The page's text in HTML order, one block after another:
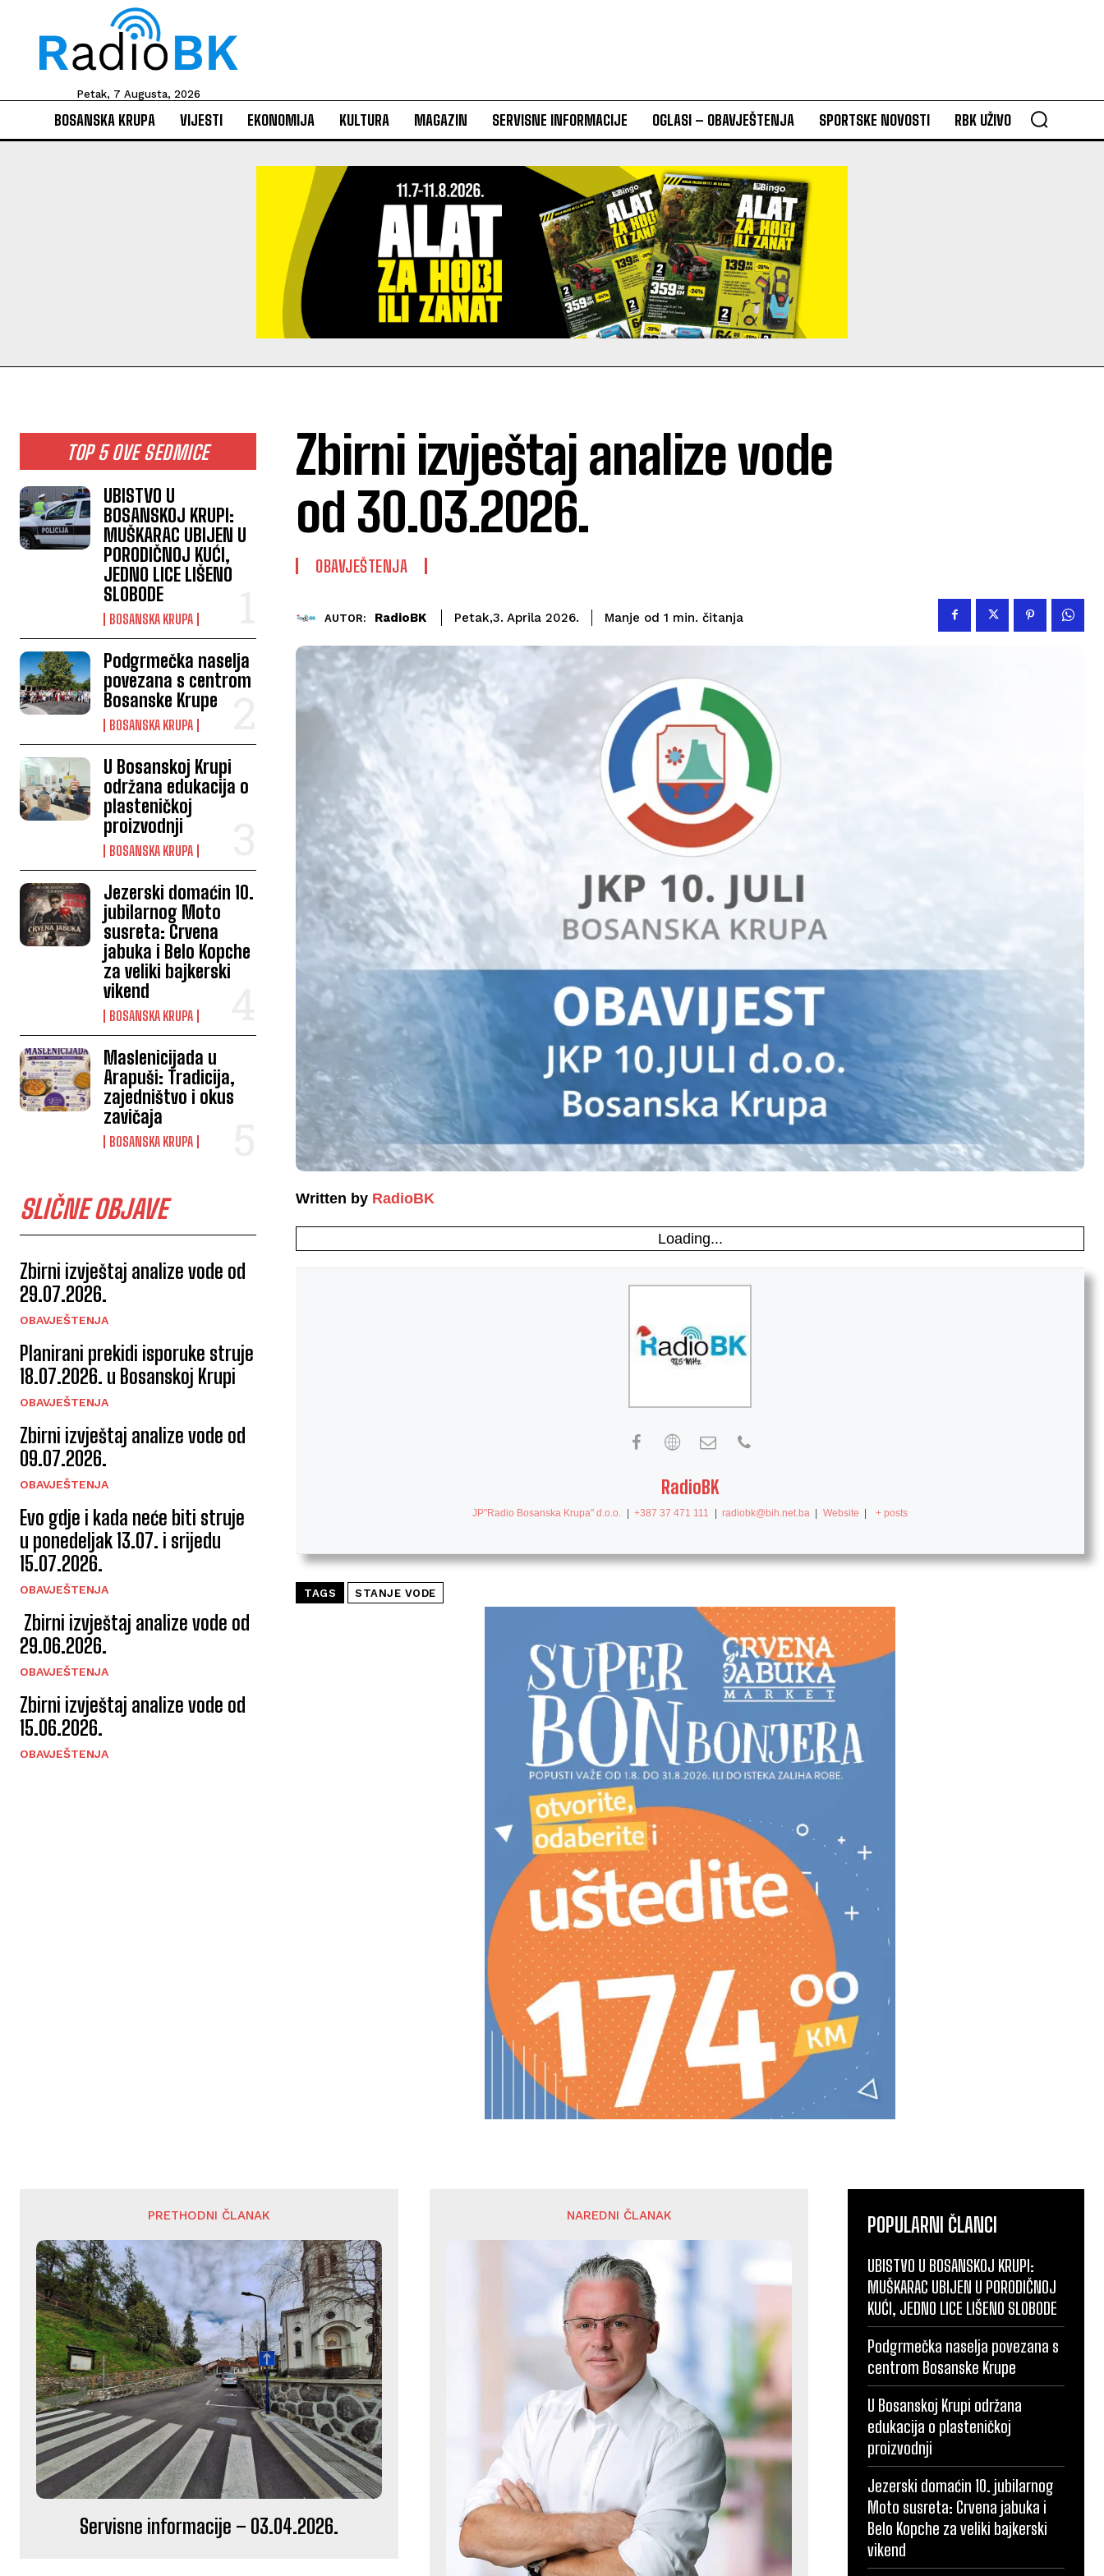
Petak, 7 Augusta, 2026
BOSANSKA KRUPA VIJESTI EKONOMIJA KULTURA MAGAZIN SERVISNE INFORMACIJE OGLASI – OBAVJEŠTENJA SPORTSKE NOVOSTI RBK UŽIVO
TOP 5 OVE SEDMICE
UBISTVO U
BOSANSKOJ KRUPI:
MUŠKARAC UBIJEN U
PORODIČNOJ KUĆI,
JEDNO LICE LIŠENO
SLOBODE
BOSANSKA KRUPA
Podgrmečka naselja
povezana s centrom
Bosanske Krupe
BOSANSKA KRUPA
U Bosanskoj Krupi
održana edukacija o
plasteničkoj
proizvodnji
BOSANSKA KRUPA
Jezerski domaćin 10.
jubilarnog Moto
susreta: Crvena
jabuka i Belo Kopche
za veliki bajkerski
vikend
BOSANSKA KRUPA
Maslenicijada u
Arapuši: Tradicija,
zajedništvo i okus
zavičaja
BOSANSKA KRUPA
SLIČNE OBJAVE
Zbirni izvještaj analize vode od
29.07.2026.
OBAVJEŠTENJA
Planirani prekidi isporuke struje
18.07.2026. u Bosanskoj Krupi
OBAVJEŠTENJA
Zbirni izvještaj analize vode od
09.07.2026.
OBAVJEŠTENJA
Evo gdje i kada neće biti struje
u ponedeljak 13.07. i srijedu
15.07.2026.
OBAVJEŠTENJA
Zbirni izvještaj analize vode od
29.06.2026.
OBAVJEŠTENJA
Zbirni izvještaj analize vode od
15.06.2026.
OBAVJEŠTENJA
Zbirni izvještaj analize vode
od 30.03.2026.
OBAVJEŠTENJA
AUTOR: RadioBK Petak,3. Aprila 2026. Manje od 1 min. čitanja
Written by RadioBK
Loading...
RadioBK
JP"Radio Bosanska Krupa" d.o.o. | +387 37 471 111 | radiobk@bih.net.ba | Website | + posts
TAGS STANJE VODE
PRETHODNI ČLANAK
Servisne informacije – 03.04.2026.
NAREDNI ČLANAK POPULARNI ČLANCI
UBISTVO U BOSANSKOJ KRUPI:
MUŠKARAC UBIJEN U PORODIČNOJ
KUĆI, JEDNO LICE LIŠENO SLOBODE
Podgrmečka naselja povezana s
centrom Bosanske Krupe
U Bosanskoj Krupi održana
edukacija o plasteničkoj
proizvodnji
Jezerski domaćin 10. jubilarnog
Moto susreta: Crvena jabuka i
Belo Kopche za veliki bajkerski
vikend